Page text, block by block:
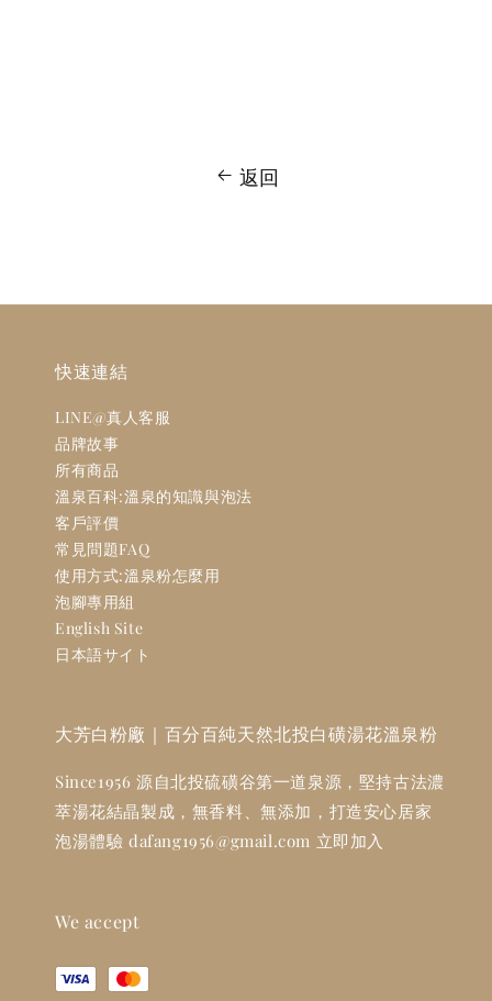
返回
快速連結
LINE@真人客服
品牌故事
所有商品
溫泉百科:溫泉的知識與泡法
客戶評價
常見問題FAQ
使用方式:溫泉粉怎麼用
泡腳專用組
English Site
日本語サイト
大芳白粉廠｜百分百純天然北投白磺湯花溫泉粉
Since1956 源自北投硫磺谷第一道泉源，堅持古法濃
萃湯花結晶製成，無香料、無添加，打造安心居家
泡湯體驗 dafang1956@gmail.com 立即加入
We accept